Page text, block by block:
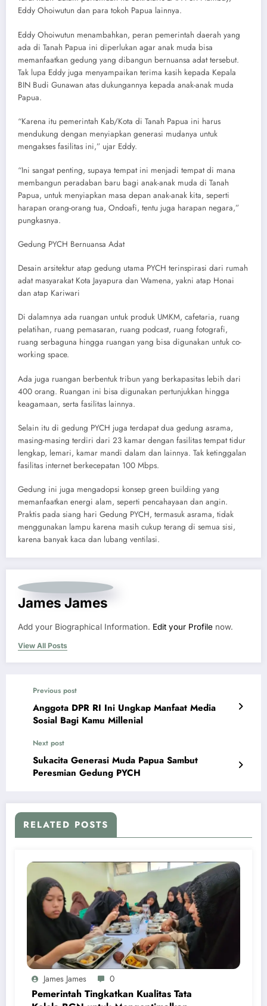
Eddy Ohoiwutun dan para tokoh Papua lainnya.
Eddy Ohoiwutun menambahkan, peran pemerintah daerah yang
ada di Tanah Papua ini diperlukan agar anak muda bisa
memanfaatkan gedung yang dibangun bernuansa adat tersebut.
Tak lupa Eddy juga menyampaikan terima kasih kepada Kepala
BIN Budi Gunawan atas dukungannya kepada anak-anak muda
Papua.
“Karena itu pemerintah Kab/Kota di Tanah Papua ini harus
mendukung dengan menyiapkan generasi mudanya untuk
mengakses fasilitas ini,” ujar Eddy.
“Ini sangat penting, supaya tempat ini menjadi tempat di mana
membangun peradaban baru bagi anak-anak muda di Tanah
Papua, untuk menyiapkan masa depan anak-anak kita, seperti
harapan orang-orang tua, Ondoafi, tentu juga harapan negara,”
pungkasnya.
Gedung PYCH Bernuansa Adat
Desain arsitektur atap gedung utama PYCH terinspirasi dari rumah
adat masyarakat Kota Jayapura dan Wamena, yakni atap Honai
dan atap Kariwari
Di dalamnya ada ruangan untuk produk UMKM, cafetaria, ruang
pelatihan, ruang pemasaran, ruang podcast, ruang fotografi,
ruang serbaguna hingga ruangan yang bisa digunakan untuk co-
working space.
Ada juga ruangan berbentuk tribun yang berkapasitas lebih dari
400 orang. Ruangan ini bisa digunakan pertunjukkan hingga
keagamaan, serta fasilitas lainnya.
Selain itu di gedung PYCH juga terdapat dua gedung asrama,
masing-masing terdiri dari 23 kamar dengan fasilitas tempat tidur
lengkap, lemari, kamar mandi dalam dan lainnya. Tak ketinggalan
fasilitas internet berkecepatan 100 Mbps.
Gedung ini juga mengadopsi konsep green building yang
memanfaatkan energi alam, seperti pencahayaan dan angin.
Praktis pada siang hari Gedung PYCH, termasuk asrama, tidak
menggunakan lampu karena masih cukup terang di semua sisi,
karena banyak kaca dan lubang ventilasi.
James James
Add your Biographical Information. Edit your Profile now.
View All Posts
Previous post
Anggota DPR RI Ini Ungkap Manfaat Media
Sosial Bagi Kamu Millenial
Next post
Sukacita Generasi Muda Papua Sambut
Peresmian Gedung PYCH
RELATED POSTS
James James 0
Pemerintah Tingkatkan Kualitas Tata